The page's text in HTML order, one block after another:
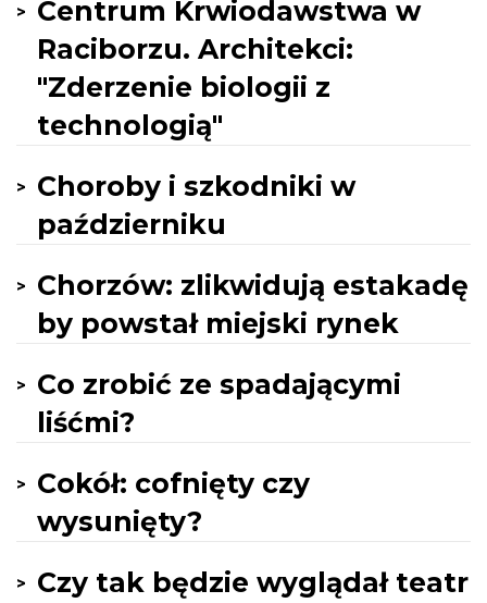
Centrum Krwiodawstwa w
Raciborzu. Architekci:
"Zderzenie biologii z
technologią"
Choroby i szkodniki w
październiku
Chorzów: zlikwidują estakadę
by powstał miejski rynek
Co zrobić ze spadającymi
liśćmi?
Cokół: cofnięty czy
wysunięty?
Czy tak będzie wyglądał teatr